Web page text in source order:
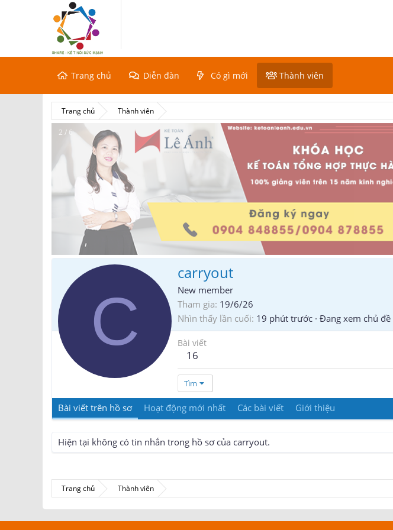
Trang chủ Diễn đàn Có gì mới Thành viên
Trang chủ Thành viên
2 / 6
C
carryout
New member
Tham gia 19/6/26
Nhìn thấy lần cuối 19 phút trước · Đang xem chủ đề
Bài viết
16
Tìm
Bài viết trên hồ sơ Hoạt động mới nhất Các bài viết Giới thiệu
Hiện tại không có tin nhắn trong hồ sơ của carryout.
Trang chủ Thành viên